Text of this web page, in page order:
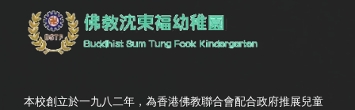
本校創立於一九八二年，為香港佛教聯合會配合政府推展兒童